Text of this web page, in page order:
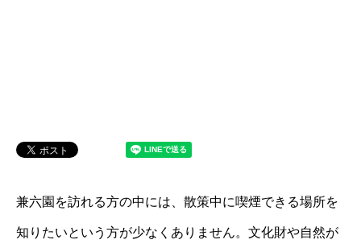
兼六園を訪れる方の中には、散策中に喫煙できる場所を
知りたいという方が少なくありません。文化財や自然が